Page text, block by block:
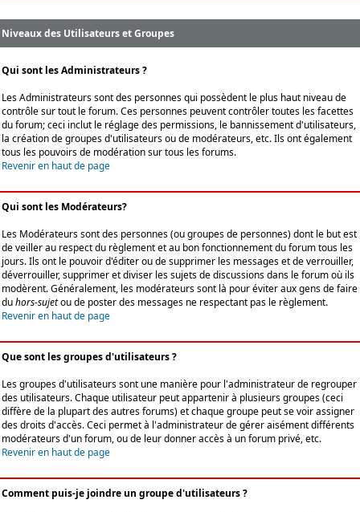
Niveaux des Utilisateurs et Groupes
Qui sont les Administrateurs ?
Les Administrateurs sont des personnes qui possèdent le plus haut niveau de
contrôle sur tout le forum. Ces personnes peuvent contrôler toutes les facettes
du forum; ceci inclut le réglage des permissions, le bannissement d'utilisateurs,
la création de groupes d'utilisateurs ou de modérateurs, etc. Ils ont également
tous les pouvoirs de modération sur tous les forums.
Revenir en haut de page
Qui sont les Modérateurs?
Les Modérateurs sont des personnes (ou groupes de personnes) dont le but est
de veiller au respect du règlement et au bon fonctionnement du forum tous les
jours. Ils ont le pouvoir d'éditer ou de supprimer les messages et de verrouiller,
déverrouiller, supprimer et diviser les sujets de discussions dans le forum où ils
modèrent. Généralement, les modérateurs sont là pour éviter aux gens de faire
duhors-sujetou de poster des messages ne respectant pas le règlement.
Revenir en haut de page
Que sont les groupes d'utilisateurs ?
Les groupes d'utilisateurs sont une manière pour l'administrateur de regrouper
des utilisateurs. Chaque utilisateur peut appartenir à plusieurs groupes (ceci
diffère de la plupart des autres forums) et chaque groupe peut se voir assigner
des droits d'accès. Ceci permet à l'administrateur de gérer aisément différents
modérateurs d'un forum, ou de leur donner accès à un forum privé, etc.
Revenir en haut de page
Comment puis-je joindre un groupe d'utilisateurs ?